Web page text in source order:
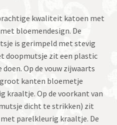
kwaliteit katoen met
bloemendesign. De
is gerimpeld met stevig
doopmutsje zit een plastic
Op de vouw zijwaarts
kanten bloemetje
kraaltje. Op de voorkant van
dicht te strikken) zit
parelkleurig kraaltje. De